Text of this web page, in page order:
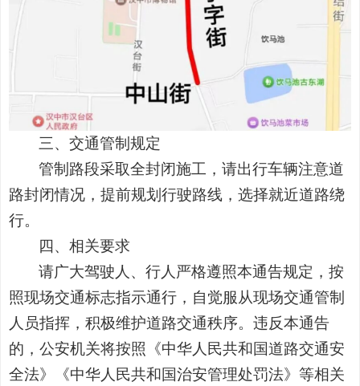
三、交通管制规定
管制路段采取全封闭施工，请出行车辆注意道
路封闭情况，提前规划行驶路线，选择就近道路绕
行。
四、相关要求
请广大驾驶人、行人严格遵照本通告规定，按
照现场交通标志指示通行，自觉服从现场交通管制
人员指挥，积极维护道路交通秩序。违反本通告
的，公安机关将按照《中华人民共和国道路交通安
全法》《中华人民共和国治安管理处罚法》等相关